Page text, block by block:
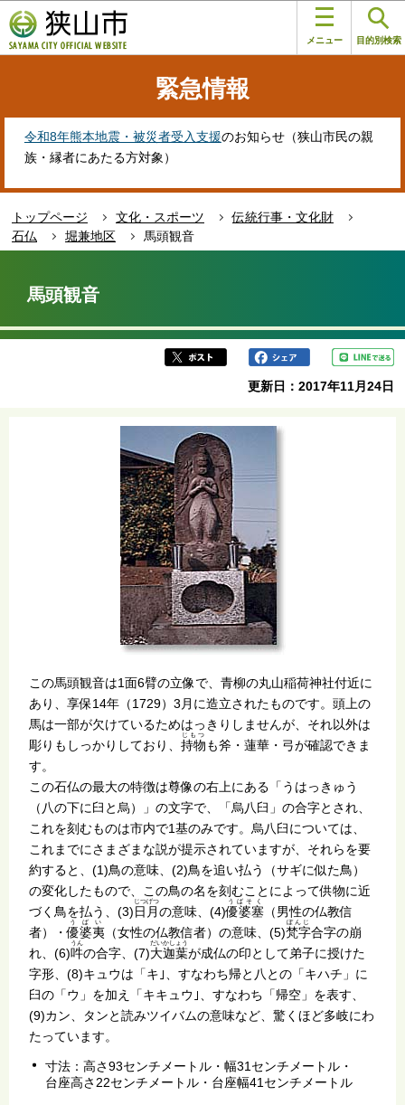
の
ペ
す
メニュー 目的別検索
緊急情報
令和8年熊本地震・被災者受入支援のお知らせ（狭山市民の親
族・縁者にあたる方対象）
トップページ 文化・スポーツ
伝統行事・文化財
石仏
堀兼地区
馬頭観音
か
馬頭観音
更新日：2017年11月24日
この馬頭観音は1面6臂の立像で、青柳の丸山稲荷神社付近に
あり、享保14年（1729）3月に造立されたものです。頭上の
馬は一部が欠けているためはっきりしませんが、それ以外は
彫りもしっかりしており、 持物
じもつ
も斧・蓮華・弓が確認できま
す。
この石仏の最大の特徴は尊像の右上にある「うはっきゅう
（八の下に臼と烏）」の文字で、「烏八臼」の合字とされ、
これを刻むものは市内で1基のみです。烏八臼については、
これまでにさまざまな説が提示されていますが、それらを要
約すると、(1)鳥の意味、(2)鳥を追い払う（サギに似た鳥）
の変化したもので、この鳥の名を刻むことによって供物に近
づく鳥を払う、(3)日月
じつげつ
の意味、(4)優婆塞
うばそく
（男性の仏教信
者）・優婆夷
うばい
（女性の仏教信者）の意味、(5)梵字
ぼんじ
合字の崩
れ、(6)吽
うん
の合字、(7)大迦葉
だいかしょう
が成仏の印として弟子に授けた
字形、(8)キュウは「キ｣、すなわち帰と八との「キハチ」に
臼の「ウ」を加え「キキュウ｣、すなわち「帰空」を表す、
(9)カン、タンと読みツイバムの意味など、驚くほど多岐にわ
たっています。
寸法：高さ93センチメートル・幅31センチメートル・
台座高さ22センチメートル・台座幅41センチメートル